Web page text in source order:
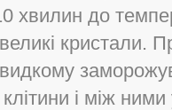
хвилин до
кристали.
і між